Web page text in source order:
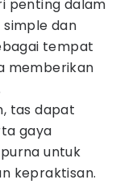
penting dalam
dan
tempat
memberikan
tas dapat
gaya
untuk
kepraktisan.